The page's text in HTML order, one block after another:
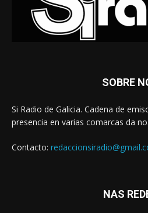
SOBRE
Si Radio de Galicia. Cadena de
presencia en varias comarcas da
Contacto:
NAS